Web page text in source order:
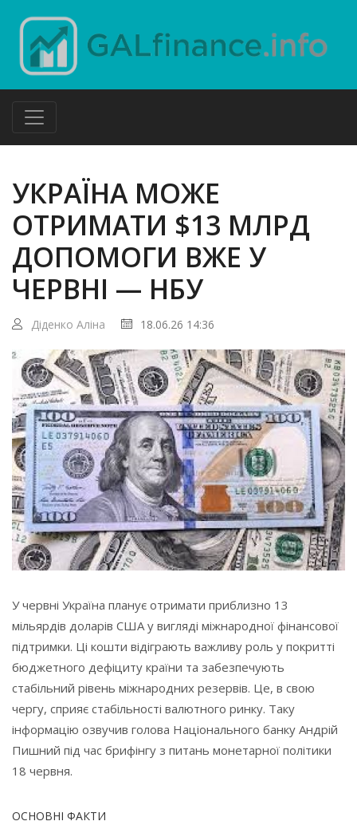
УКРАЇНА МОЖЕ
ОТРИМАТИ $13 МЛРД
ДОПОМОГИ ВЖЕ У
ЧЕРВНІ — НБУ
Діденко Аліна 18.06.26 14:36
У червні Україна планує отримати приблизно 13
мільярдів доларів США у вигляді міжнародної фінансової
підтримки. Ці кошти відіграють важливу роль у покритті
бюджетного дефіциту країни та забезпечують
стабільний рівень міжнародних резервів. Це, в свою
чергу, сприяє стабільності валютного ринку. Таку
інформацію озвучив голова Національного банку Андрій
Пишний під час брифінгу з питань монетарної політики
18 червня.
ОСНОВНІ ФАКТИ